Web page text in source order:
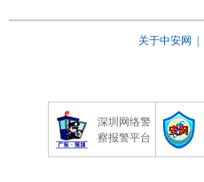
关于中安网
深圳网络警
察报警平台